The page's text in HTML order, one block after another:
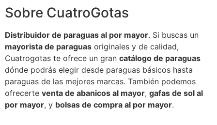
Sobre CuatroGotas
Distribuidor de paraguas al por mayor. Si buscas un
mayorista de paraguas originales y de calidad,
Cuatrogotas te ofrece un gran catálogo de paraguas
dónde podrás elegir desde paraguas básicos hasta
paraguas de las mejores marcas. También podemos
ofrecerte venta de abanicos al mayor, gafas de sol al
por mayor, y bolsas de compra al por mayor.